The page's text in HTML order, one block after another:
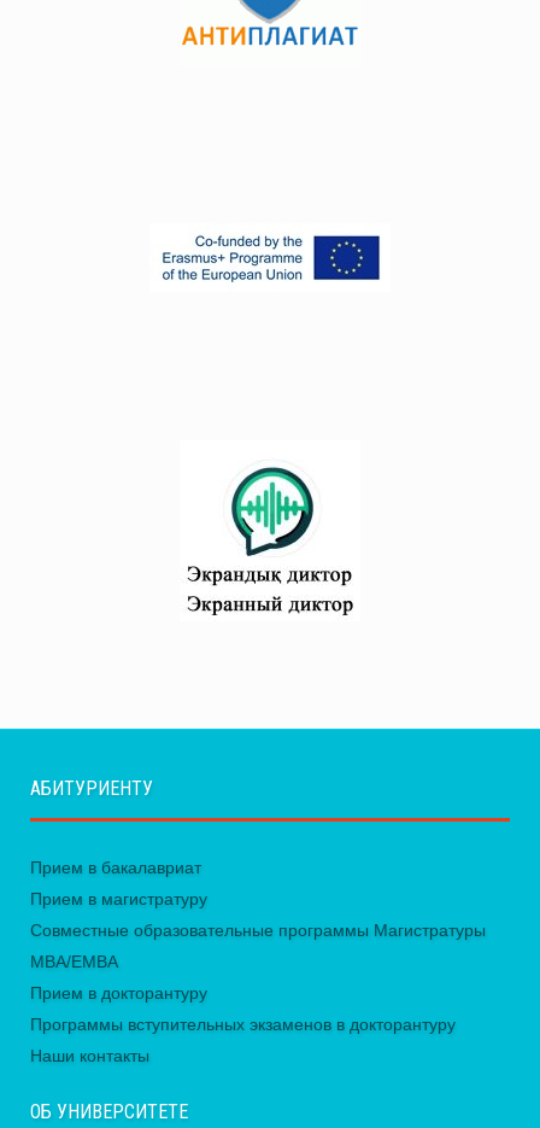
АБИТУРИЕНТУ
Прием в бакалавриат
Прием в магистратуру
Совместные образовательные программы Магистратуры
MBA/EMBA
Прием в докторантуру
Программы вступительных экзаменов в докторантуру
Наши контакты
ОБ УНИВЕРСИТЕТЕ